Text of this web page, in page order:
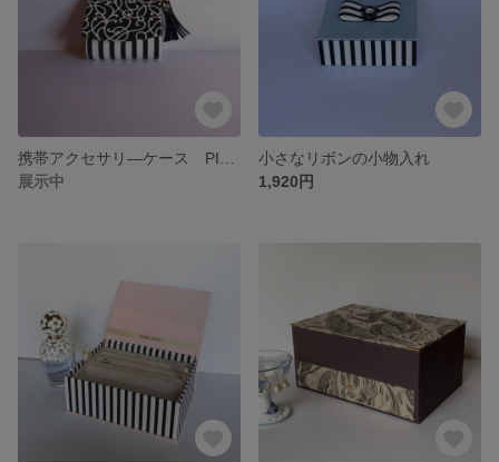
展示中
小さなリボンの小物入れ
1,920円